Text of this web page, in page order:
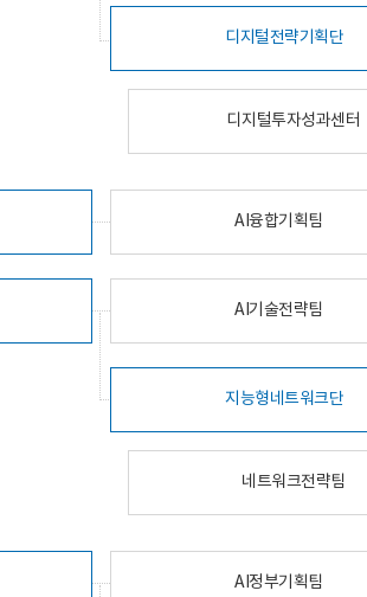
디지털전략기획단
디지털투자성과센터
AI융합기획팀
AI기술전략팀
지능형네트워크단
네트워크전략팀
AI정부기획팀